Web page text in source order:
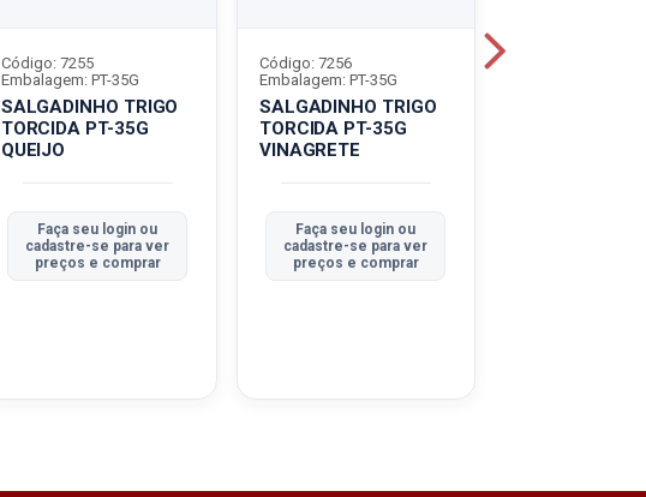
SALGADINHO TRIGO
TORCIDA PT-35G
QUEIJO
Código: 7255
Embalagem: PT-35G
Faça seu login ou
cadastre-se para ver
preços e comprar
SALGADINHO TRIGO
TORCIDA PT-35G
VINAGRETE
Código: 7256
Embalagem: PT-35G
Faça seu login ou
cadastre-se para ver
preços e comprar